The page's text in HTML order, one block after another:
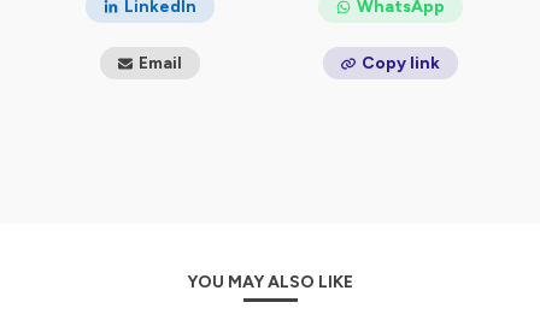
LinkedIn WhatsApp
Email Copy link
YOU MAY ALSO LIKE